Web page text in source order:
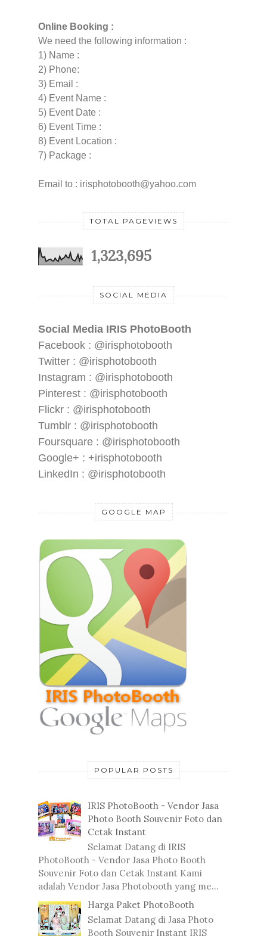
Online Booking :
We need the following information :
1) Name :
2) Phone:
3) Email :
4) Event Name :
5) Event Date :
6) Event Time :
8) Event Location :
7) Package :
Email to : irisphotobooth@yahoo.com
TOTAL PAGEVIEWS
1,323,695
SOCIAL MEDIA
Social Media IRIS PhotoBooth
Facebook : @irisphotobooth
Twitter : @irisphotobooth
Instagram : @irisphotobooth
Pinterest : @irisphotobooth
Flickr : @irisphotobooth
Tumblr : @irisphotobooth
Foursquare : @irisphotobooth
Google+ : +irisphotobooth
LinkedIn : @irisphotobooth
GOOGLE MAP
POPULAR POSTS
IRIS PhotoBooth - Vendor Jasa
Photo Booth Souvenir Foto dan
Cetak Instant
Selamat Datang di IRIS
PhotoBooth - Vendor Jasa Photo Booth
Souvenir Foto dan Cetak Instant Kami
adalah Vendor Jasa Photobooth yang me...
Harga Paket PhotoBooth
Selamat Datang di Jasa Photo
Booth Souvenir Instant IRIS